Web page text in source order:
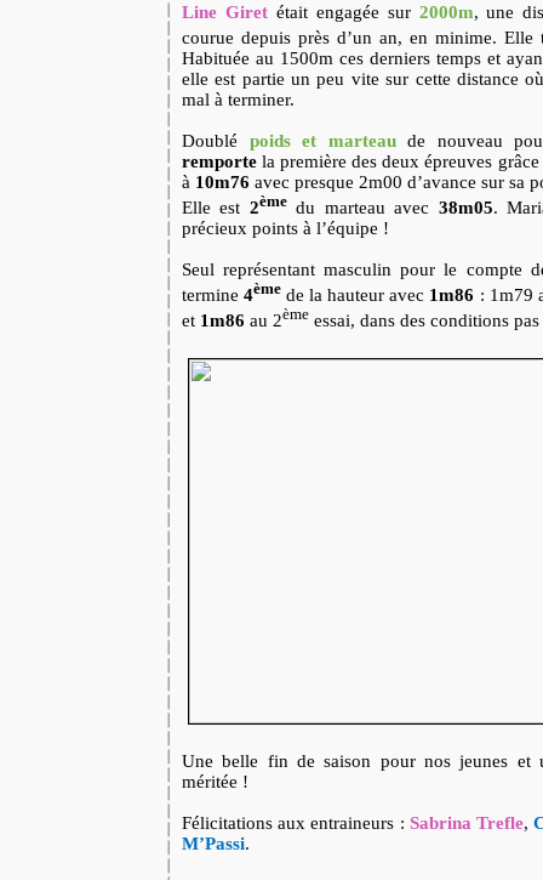
Line Giret était engagée sur 2000m, une
courue depuis près d’un an, en minime.
Habituée au 1500m ces derniers temps et
elle est partie un peu vite sur cette distance
mal à terminer.
Doublé poids et marteaude nouveau
remporte la première des deux épreuves
à 10m76 avec presque 2m00 d’avance sur sa
Elle est 2èmedu marteau avec 38m05.
précieux points à l’équipe !
Seul représentant masculin pour le compte
termine4ème de la hauteur avec 1m86 : 1m79
et 1m86 au 2ème essai, dans des conditions
Une belle fin de saison pour nos jeunes et
méritée !
Félicitations aux entraineurs : Sabrina Trefle,
M’Passi.